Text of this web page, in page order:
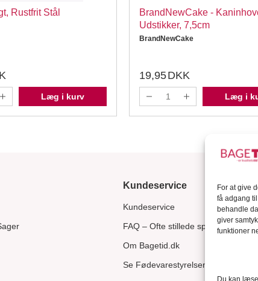
For at give
få adgang
behandle
giver
funktioner
Du kan
Rustfrit Stål
Læg i kurv
BrandNewCake -
Udstikker, 7,5cm
BrandNewCake
19,95DKK
Læg i
Kundeservice
Kundeservice
FAQ – Ofte stillede spørgsmål
Om Bagetid.dk
Se Fødevarestyrelsens smiley-